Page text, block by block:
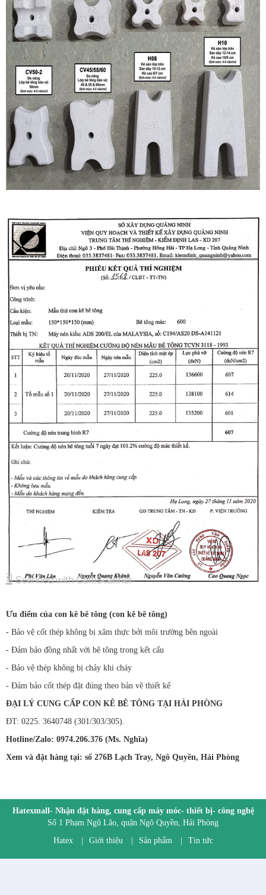
Ưu điểm của con kê bê tông (con kê bê tông)
- Bảo vệ cốt thép không bị xâm thực bởi môi trường bên ngoài
- Đảm bảo đồng nhất với bê tông trong kết cấu
- Bảo vệ thép không bị chảy khi cháy
- Đảm bảo cốt thép đặt đúng theo bản vẽ thiết kế
ĐẠI LÝ CUNG CẤP CON KÊ BÊ TÔNG TẠI HẢI PHÒNG
ĐT: 0225. 3640748 (301/303/305).
Hotline/Zalo: 0974.206.376 (Ms. Nghĩa)
Xem và đặt hàng tại: số 276B Lạch Tray, Ngô Quyền, Hải Phòng
Hatexmall- Nhận đặt hàng, cung cấp máy móc- thiết bị- công nghệ
Số 1 Phạm Ngũ Lão, quận Ngô Quyền, Hải Phòng
Hatex
Giới thiệu Sản phẩm Tin tức